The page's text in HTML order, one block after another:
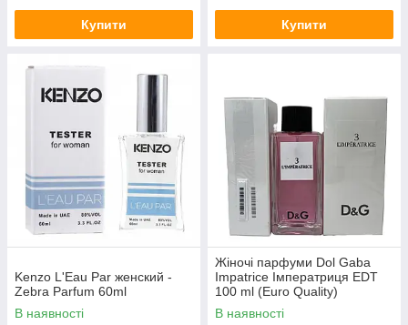
Купити Купити
Kenzo L'Eau Par женский -
Zebra Parfum 60ml
В наявності
Жіночі парфуми Dol Gaba
Impatrice Імператриця EDT
100 ml (Euro Quality)
В наявності